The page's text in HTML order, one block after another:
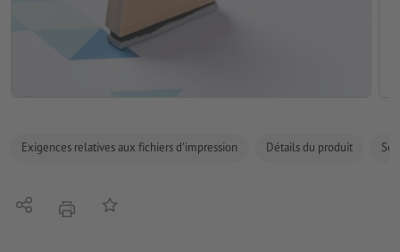
Exigences relatives aux fichiers d'impression Détails du produit
PartagerimprimerAjouter à liste d'article